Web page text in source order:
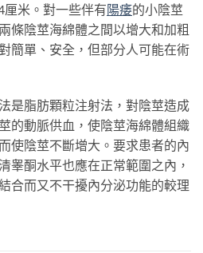
米。對一些伴有陽痿的小陰莖
條陰莖海綿體之間以增大和加粗
簡單、安全，但部分人可能在術
脂肪顆粒注射法，對陰莖造成
的動脈供血，使陰莖海綿體組織
使陰莖不斷增大。要求患者的內
睾酮水平也應在正常範圍之內，
合而又不干擾內分泌功能的較理